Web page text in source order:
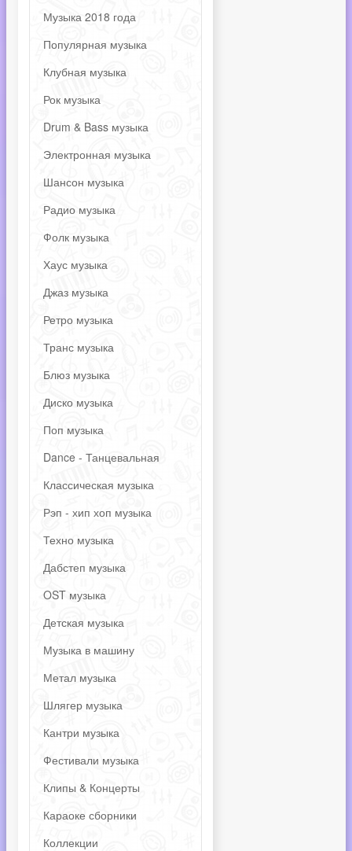
Музыка 2018 года
Популярная музыка
Клубная музыка
Рок музыка
Drum & Bass музыка
Электронная музыка
Шансон музыка
Радио музыка
Фолк музыка
Хаус музыка
Джаз музыка
Ретро музыка
Транс музыка
Блюз музыка
Диско музыка
Поп музыка
Dance - Танцевальная
Классическая музыка
Рэп - хип хоп музыка
Техно музыка
Дабстеп музыка
OST музыка
Детская музыка
Музыка в машину
Метал музыка
Шлягер музыка
Кантри музыка
Фестивали музыка
Клипы & Концерты
Караоке сборники
Коллекции